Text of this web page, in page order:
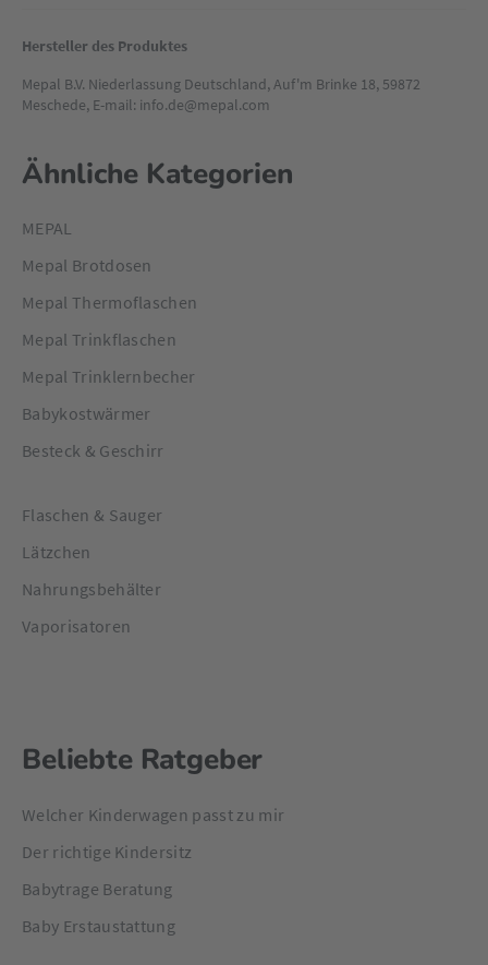
von 250 ml ist das Trinkglas perfekt dimensioniert für die
Hersteller des Produktes
Mepal B.V. Niederlassung Deutschland, Auf'm Brinke 18, 59872
Meschede, E-mail: info.de@mepal.com
Ähnliche Kategorien
MEPAL
Mepal Brotdosen
Mepal Thermoflaschen
Mepal Trinkflaschen
Mepal Trinklernbecher
Babykostwärmer
Besteck & Geschirr
Flaschen & Sauger
Lätzchen
Nahrungsbehälter
Vaporisatoren
Beliebte Ratgeber
Welcher Kinderwagen passt zu mir
Der richtige Kindersitz
Babytrage Beratung
Baby Erstaustattung